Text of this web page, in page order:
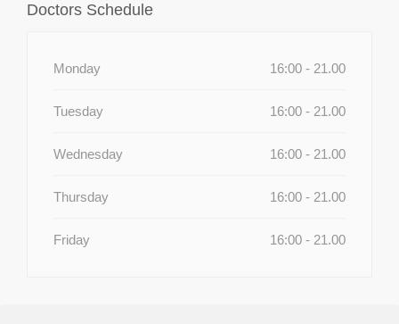
Doctors Schedule
Monday 16:00 - 21.00
Tuesday 16:00 - 21.00
Wednesday 16:00 - 21.00
Thursday 16:00 - 21.00
Friday 16:00 - 21.00